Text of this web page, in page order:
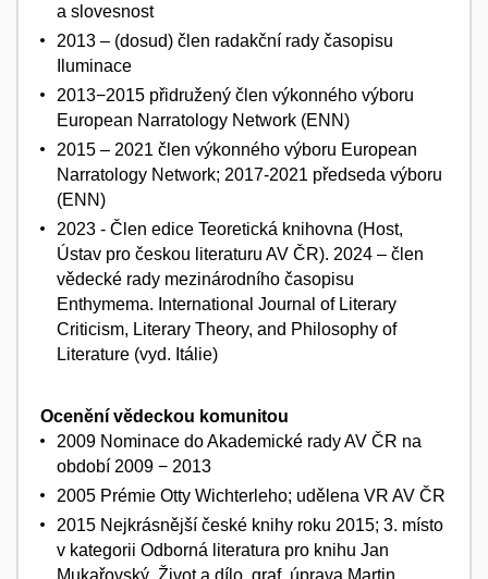
a slovesnost
2013 – (dosud) člen radakční rady časopisu
Iluminace
2013−2015 přidružený člen výkonného výboru
European Narratology Network (ENN)
2015 – 2021 člen výkonného výboru European
Narratology Network; 2017-2021 předseda výboru
(ENN)
2023 - Člen edice Teoretická knihovna (Host,
Ústav pro českou literaturu AV ČR). 2024 – člen
vědecké rady mezinárodního časopisu
Enthymema. International Journal of Literary
Criticism, Literary Theory, and Philosophy of
Literature (vyd. Itálie)
Ocenění vědeckou komunitou
2009 Nominace do Akademické rady AV ČR na
období 2009 − 2013
2005 Prémie Otty Wichterleho; udělena VR AV ČR
2015 Nejkrásnější české knihy roku 2015; 3. místo
v kategorii Odborná literatura pro knihu Jan
Mukařovský. Život a dílo, graf. úprava Martin